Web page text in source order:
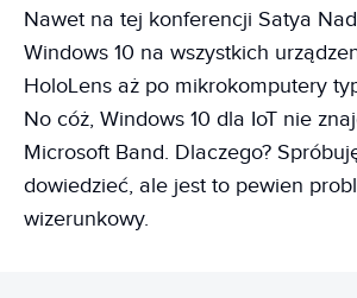
Nawet na tej konferencji Satya
Windows 10 na wszystkich
HoloLens aż po mikrokomputery
No cóż, Windows 10 dla IoT nie
Microsoft Band. Dlaczego?
dowiedzieć, ale jest to pewien
wizerunkowy.